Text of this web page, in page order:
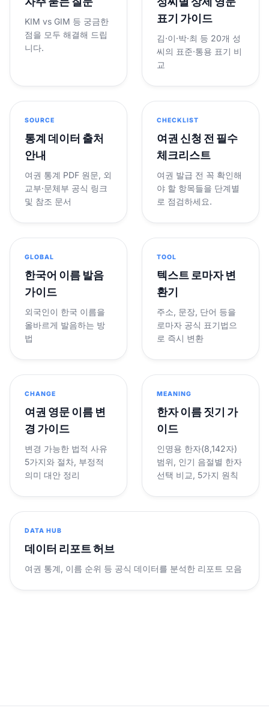
KIM vs GIM 등 궁금한
점을 모두 해결해 드립
니다.
표기 가이드
김·이·박·최 등 20개 성
씨의 표준·통용 표기 비
교
SOURCE
통계 데이터 출처
안내
여권 통계 PDF 원문, 외
교부·문체부 공식 링크
및 참조 문서
CHECKLIST
여권 신청 전 필수
체크리스트
여권 발급 전 꼭 확인해
야 할 항목들을 단계별
로 점검하세요.
GLOBAL
한국어 이름 발음
가이드
외국인이 한국 이름을
올바르게 발음하는 방
법
TOOL
텍스트 로마자 변
환기
주소, 문장, 단어 등을
로마자 공식 표기법으
로 즉시 변환
CHANGE
여권 영문 이름 변
경 가이드
변경 가능한 법적 사유
5가지와 절차, 부정적
의미 대안 정리
MEANING
한자 이름 짓기 가
이드
인명용 한자(8,142자)
범위, 인기 음절별 한자
선택 비교, 5가지 원칙
DATA HUB
데이터 리포트 허브
여권 통계, 이름 순위 등 공식 데이터를 분석한 리포트 모음